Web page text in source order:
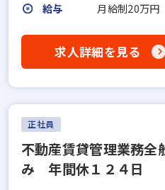
給与
月給制20万円
求人詳細を見る
正社員
不動産賃貸管理業務
み 年間休１２４日